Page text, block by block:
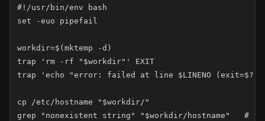
#!/usr/bin/env bash
set -euo pipefail
workdir=$(mktemp -d)
trap 'rm -rf "$workdir"' EXIT
trap 'echo "error: failed at line $LINENO (exit=$?)"
cp /etc/hostname "$workdir/"
grep "nonexistent string" "$workdir/hostname"   #